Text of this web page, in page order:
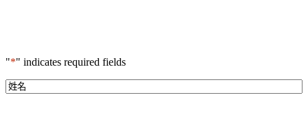
"*" indicates required fields
姓*